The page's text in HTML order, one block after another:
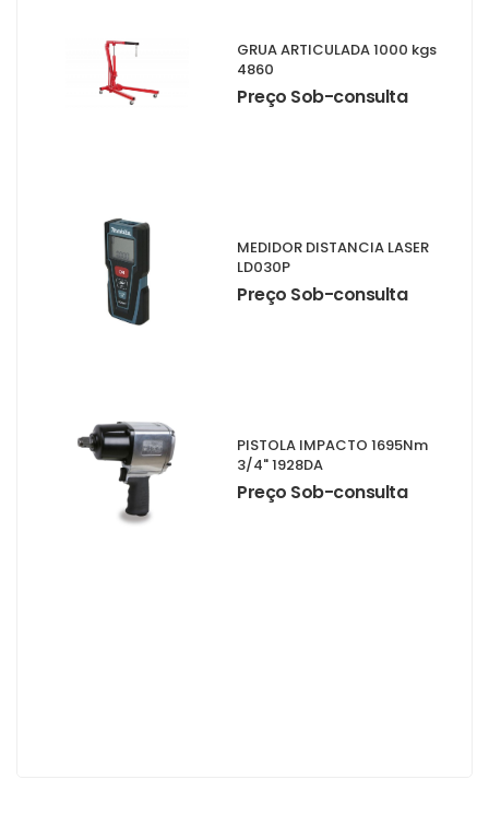
GRUA ARTICULADA 1000 kgs
4860
Preço Sob-consulta
MEDIDOR DISTANCIA LASER
LD030P
Preço Sob-consulta
PISTOLA IMPACTO 1695Nm
3/4" 1928DA
Preço Sob-consulta